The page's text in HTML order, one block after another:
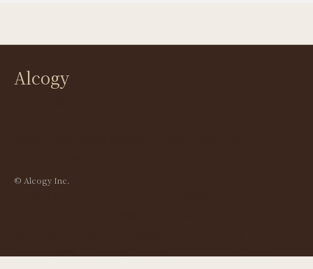
Alcogy
© Alcogy Inc.
システム開発
プロダクト一覧
Github